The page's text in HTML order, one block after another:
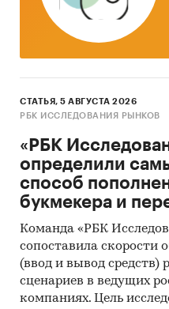
СТАТЬЯ, 5 АВГУСТА 2026
РБК ИССЛЕДОВАНИЯ РЫНКОВ
«РБК
определили
способ
букмекера и
Команда «РБК
сопоставила скорости
(ввод и вывод
сценариев в ведущих
компаниях. Цель